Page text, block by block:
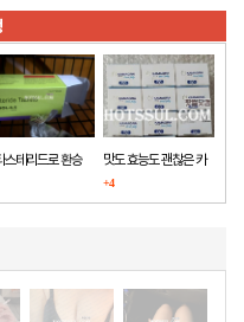
스테리드로 환승
맛도 효능도 괜찮은 카
마그라
+4